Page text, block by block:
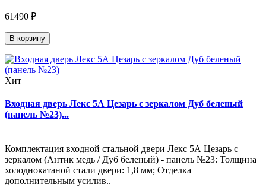
61490 ₽
В корзину
Хит
Входная дверь Лекс 5А Цезарь с зеркалом Дуб беленый
(панель №23)...
Комплектация входной стальной двери Лекс 5А Цезарь с
зеркалом (Антик медь / Дуб беленый) - панель №23: Толщина
холоднокатаной стали двери: 1,8 мм; Отделка
дополнительным усилив..